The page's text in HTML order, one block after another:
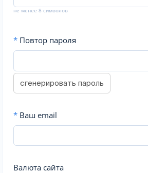
не менее 8 символов
* Повтор пароля
сгенерировать пароль
* Ваш email
Валюта сайта